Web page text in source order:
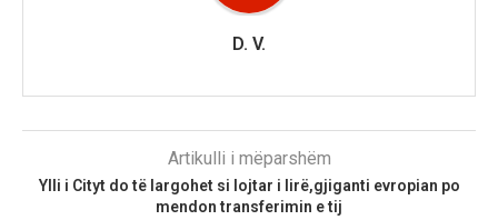
D. V.
Artikulli i mëparshëm
Ylli i Cityt do të largohet si lojtar i lirë,gjiganti evropian po
mendon transferimin e tij